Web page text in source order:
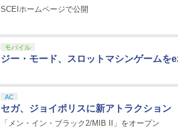
SCEIホームページで公開
モバイル
ジー・モード、スロットマシンゲームを
AC
セガ、ジョイポリスに新アトラクション
「メン・イン・ブラック2/MIB II」をオープン